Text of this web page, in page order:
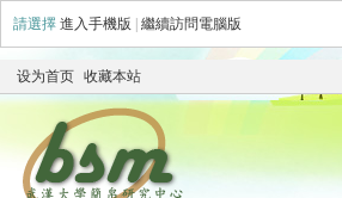
請選擇 進入手機版 繼續訪問電腦版
设为首页 收藏本站